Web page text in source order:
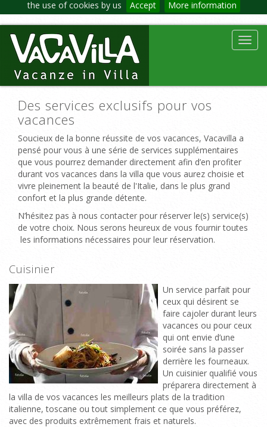
the use of cookies by us Accept More information
Des services exclusifs pour vos
vacances
Soucieux de la bonne réussite de vos vacances, Vacavilla a
pensé pour vous à une série de services supplémentaires
que vous pourrez demander directement afin d’en profiter
durant vos vacances dans la villa que vous aurez choisie et
vivre pleinement la beauté de l'Italie, dans le plus grand
confort et la plus grande détente.
N’hésitez pas à nous contacter pour réserver le(s) service(s)
de votre choix. Nous serons heureux de vous fournir toutes
les informations nécessaires pour leur réservation.
Cuisinier
Un service parfait pour
ceux qui désirent se
faire cajoler durant leurs
vacances ou pour ceux
qui ont envie d’une
soirée sans la passer
derrière les fourneaux.
Un cuisinier qualifié vous
préparera directement à
la villa de vos vacances les meilleurs plats de la tradition
italienne, toscane ou tout simplement ce que vous préférez,
avec des produits extrêmement frais et naturels.